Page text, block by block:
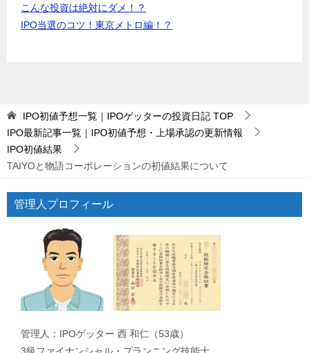
こんな投資は絶対にダメ！？
IPO当選のコツ！東京メトロ編！？
IPO初値予想一覧｜IPOゲッターの投資日記 TOP
IPO最新記事一覧｜IPO初値予想・上場承認の更新情報
IPO初値結果
TAIYOと物語コーポレーションの初値結果について
管理人プロフィール
管理人：IPOゲッター 西 和仁（53歳）
3級ファイナンシャル・プランニング技能士